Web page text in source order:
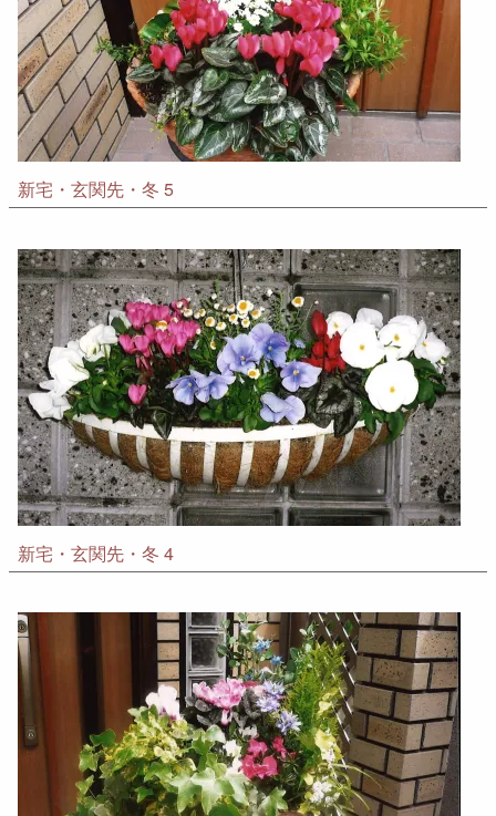
新宅・玄関先・冬 5
新宅・玄関先・冬 4